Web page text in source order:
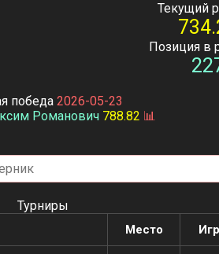
Текущий
Позиция в
победа 2026-05-23
Романович 788.82 📊
Турниры
Место